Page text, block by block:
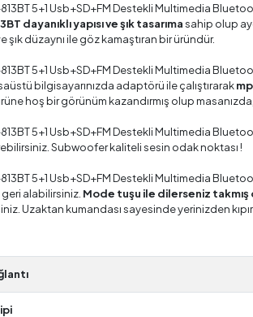
5+1 Usb+SD+FM Destekli Multimedia
dayanıklı yapısı ve şık tasarımasahip olup
şık düzaynı ile göz kamaştıran bir üründür.
5+1 Usb+SD+FM Destekli Multimedia
bilgisayarınızda adaptörü ile çalıştırarak
hoş bir görünüm kazandırmış olup
5+1 Usb+SD+FM Destekli Multimedia
Subwoofer kaliteli sesin odak noktası !
5+1 Usb+SD+FM Destekli Multimedia
alabilirsiniz. Mode tuşu ile dilerseniz
Uzaktan kumandası sayesinde yerinizden